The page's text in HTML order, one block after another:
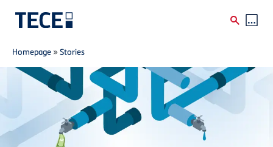
Skip to main content
Breadcrumb
Homepage »Stories